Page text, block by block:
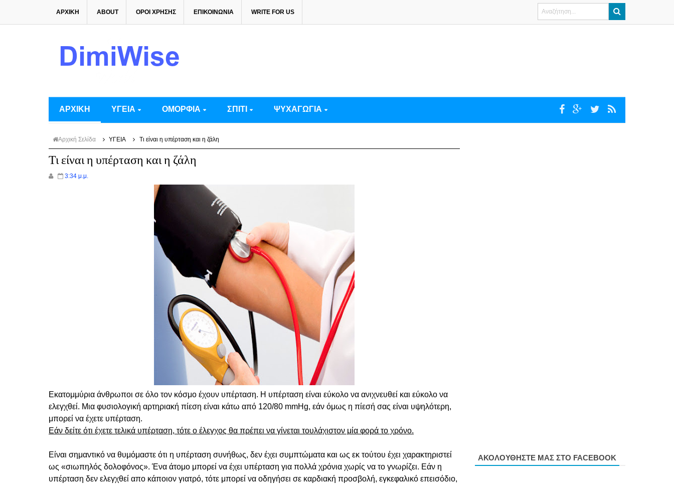
ΑΡΧΙΚΗ ABOUT ΟΡΟΙ ΧΡΗΣΗΣ ΕΠΙΚΟΙΝΩΝΙΑ WRITE FOR US
ΑΡΧΙΚΗ ΥΓΕΙΑ ΟΜΟΡΦΙΑ ΣΠΙΤΙ ΨΥΧΑΓΩΓΙΑ
Αρχική Σελίδα ΥΓΕΙΑ Τι είναι η υπέρταση και η ζάλη
Τι είναι η υπέρταση και η ζάλη
3:34 μ.μ.
Εκατομμύρια άνθρωποι σε όλο τον κόσμο έχουν υπέρταση. Η υπέρταση είναι εύκολο να ανιχνευθεί και εύκολο να
ελεγχθεί. Μια φυσιολογική αρτηριακή πίεση είναι κάτω από 120/80 mmHg, εάν όμως η πίεσή σας είναι υψηλότερη,
μπορεί να έχετε υπέρταση.
Εάν δείτε ότι έχετε τελικά υπέρταση, τότε ο έλεγχος θα πρέπει να γίνεται τουλάχιστον μία φορά το χρόνο.
Είναι σημαντικό να θυμόμαστε ότι η υπέρταση συνήθως, δεν έχει συμπτώματα και ως εκ τούτου έχει χαρακτηριστεί
ως «σιωπηλός δολοφόνος». Ένα άτομο μπορεί να έχει υπέρταση για πολλά χρόνια χωρίς να το γνωρίζει. Εάν η
υπέρταση δεν ελεγχθεί απο κάποιον γιατρό, τότε μπορεί να οδηγήσει σε καρδιακή προσβολή, εγκεφαλικό επεισόδιο,
ΑΚΟΛΟΥΘΗΣΤΕ ΜΑΣ ΣΤΟ FACEBOOK